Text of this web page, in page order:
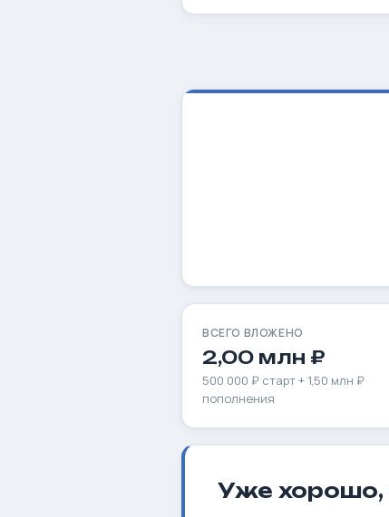
ВСЕГО ВЛОЖЕНО
2,00 млн ₽
500 000 ₽ старт + 1,50 млн ₽
пополнения
Уже хорошо,